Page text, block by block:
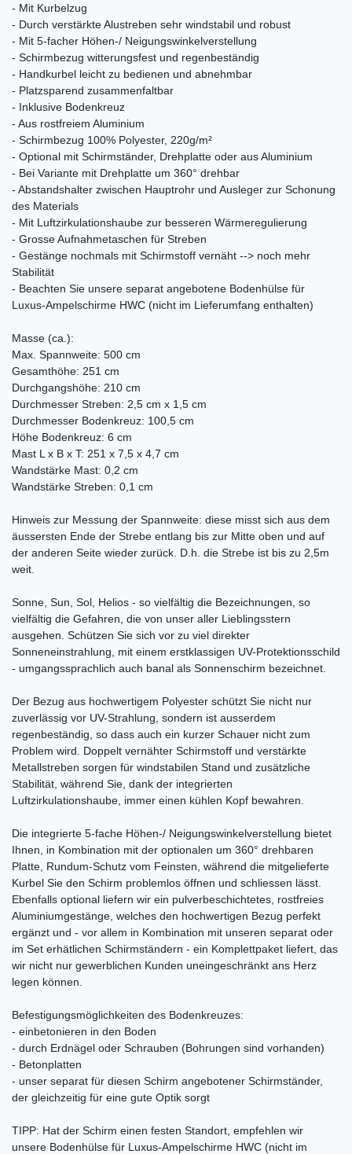
- Mit Kurbelzug
- Durch verstärkte Alustreben sehr windstabil und robust
- Mit 5-facher Höhen-/ Neigungswinkelverstellung
- Schirmbezug witterungsfest und regenbeständig
- Handkurbel leicht zu bedienen und abnehmbar
- Platzsparend zusammenfaltbar
- Inklusive Bodenkreuz
- Aus rostfreiem Aluminium
- Schirmbezug 100% Polyester, 220g/m²
- Optional mit Schirmständer, Drehplatte oder aus Aluminium
- Bei Variante mit Drehplatte um 360° drehbar
- Abstandshalter zwischen Hauptrohr und Ausleger zur Schonung
des Materials
- Mit Luftzirkulationshaube zur besseren Wärmeregulierung
- Grosse Aufnahmetaschen für Streben
- Gestänge nochmals mit Schirmstoff vernäht --> noch mehr
Stabilität
- Beachten Sie unsere separat angebotene Bodenhülse für
Luxus-Ampelschirme HWC (nicht im Lieferumfang enthalten)
Masse (ca.):
Max. Spannweite: 500 cm
Gesamthöhe: 251 cm
Durchgangshöhe: 210 cm
Durchmesser Streben: 2,5 cm x 1,5 cm
Durchmesser Bodenkreuz: 100,5 cm
Höhe Bodenkreuz: 6 cm
Mast L x B x T: 251 x 7,5 x 4,7 cm
Wandstärke Mast: 0,2 cm
Wandstärke Streben: 0,1 cm
Hinweis zur Messung der Spannweite: diese misst sich aus dem
äussersten Ende der Strebe entlang bis zur Mitte oben und auf
der anderen Seite wieder zurück. D.h. die Strebe ist bis zu 2,5m
weit.
Sonne, Sun, Sol, Helios - so vielfältig die Bezeichnungen, so
vielfältig die Gefahren, die von unser aller Lieblingsstern
ausgehen. Schützen Sie sich vor zu viel direkter
Sonneneinstrahlung, mit einem erstklassigen UV-Protektionsschild
- umgangssprachlich auch banal als Sonnenschirm bezeichnet.
Der Bezug aus hochwertigem Polyester schützt Sie nicht nur
zuverlässig vor UV-Strahlung, sondern ist ausserdem
regenbeständig, so dass auch ein kurzer Schauer nicht zum
Problem wird. Doppelt vernähter Schirmstoff und verstärkte
Metallstreben sorgen für windstabilen Stand und zusätzliche
Stabilität, während Sie, dank der integrierten
Luftzirkulationshaube, immer einen kühlen Kopf bewahren.
Die integrierte 5-fache Höhen-/ Neigungswinkelverstellung bietet
Ihnen, in Kombination mit der optionalen um 360° drehbaren
Platte, Rundum-Schutz vom Feinsten, während die mitgelieferte
Kurbel Sie den Schirm problemlos öffnen und schliessen lässt.
Ebenfalls optional liefern wir ein pulverbeschichtetes, rostfreies
Aluminiumgestänge, welches den hochwertigen Bezug perfekt
ergänzt und - vor allem in Kombination mit unseren separat oder
im Set erhätlichen Schirmständern - ein Komplettpaket liefert, das
wir nicht nur gewerblichen Kunden uneingeschränkt ans Herz
legen können.
Befestigungsmöglichkeiten des Bodenkreuzes:
- einbetonieren in den Boden
- durch Erdnägel oder Schrauben (Bohrungen sind vorhanden)
- Betonplatten
- unser separat für diesen Schirm angebotener Schirmständer,
der gleichzeitig für eine gute Optik sorgt
TIPP: Hat der Schirm einen festen Standort, empfehlen wir
unsere Bodenhülse für Luxus-Ampelschirme HWC (nicht im